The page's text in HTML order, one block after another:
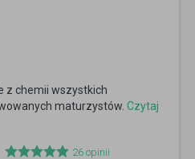
z chemii wszystkich
maturzystów. Czytaj
26 opinii